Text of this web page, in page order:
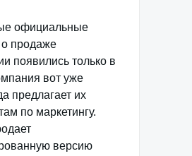
официальные
продаже
появились только в
вот уже
предлагает их
по маркетингу.
версию